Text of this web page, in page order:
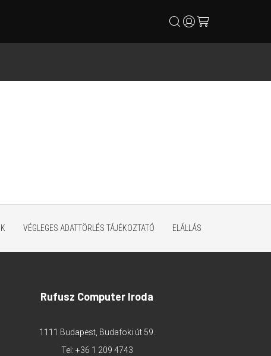
search usercart
VÉGLEGES ADATTÖRLÉS TÁJÉKOZTATÓ ELÁLLÁS
Rufusz Computer Iroda
1111 Budapest, Budafoki út 59.
Tel: +36 1 209 4743